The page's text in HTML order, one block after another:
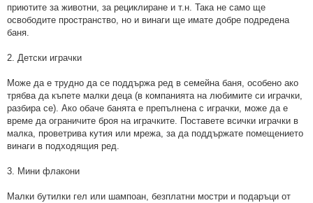
приютите за животни, за рециклиране и т.н. Така не само ще
освободите пространство, но и винаги ще имате добре подредена
баня.
2. Детски играчки
Може да е трудно да се поддържа ред в семейна баня, особено ако
трябва да къпете малки деца (в компанията на любимите си играчки,
разбира се). Ако обаче банята е препълнена с играчки, може да е
време да ограничите броя на играчките. Поставете всички играчки в
малка, проветрива кутия или мрежа, за да поддържате помещението
винаги в подходящия ред.
3. Мини флакони
Малки бутилки гел или шампоан, безплатни мостри и подаръци от